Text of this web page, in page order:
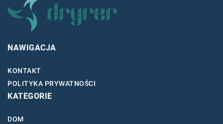
NAWIGACJA
KONTAKT
POLITYKA PRYWATNOŚCI
KATEGORIE
DOM